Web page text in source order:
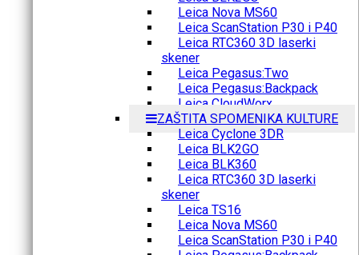
Leica Nova MS60
Leica ScanStation P30 i P40
Leica RTC360 3D laserki
skener
Leica Pegasus:Two
Leica Pegasus:Backpack
Leica CloudWorx
ZAŠTITA SPOMENIKA KULTURE
Leica Cyclone 3DR
Leica BLK2GO
Leica BLK360
Leica RTC360 3D laserki
skener
Leica TS16
Leica Nova MS60
Leica ScanStation P30 i P40